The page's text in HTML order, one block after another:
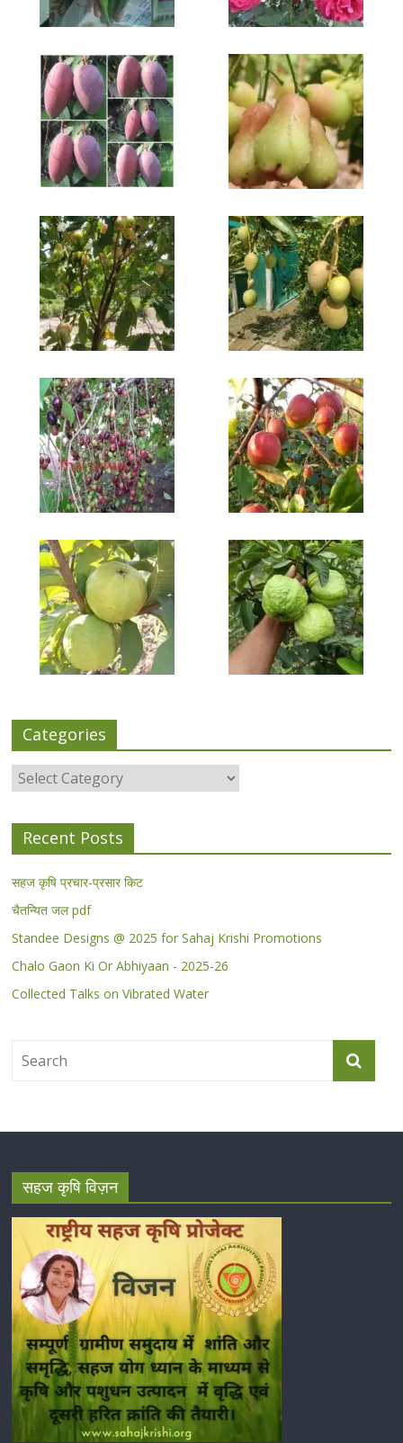
Categories
Categories
Recent Posts
सहज कृषि प्रचार-प्रसार किट
चैतन्यित जल pdf
Standee Designs @ 2025 for Sahaj Krishi Promotions
Chalo Gaon Ki Or Abhiyaan - 2025-26
Collected Talks on Vibrated Water
सहज कृषि विज़न